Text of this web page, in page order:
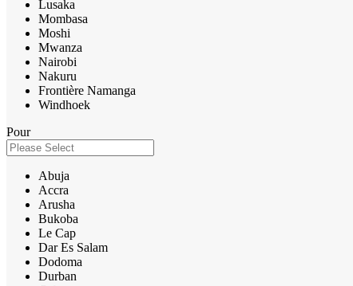
Lusaka
Mombasa
Moshi
Mwanza
Nairobi
Nakuru
Frontière Namanga
Windhoek
Pour
Abuja
Accra
Arusha
Bukoba
Le Cap
Dar Es Salam
Dodoma
Durban